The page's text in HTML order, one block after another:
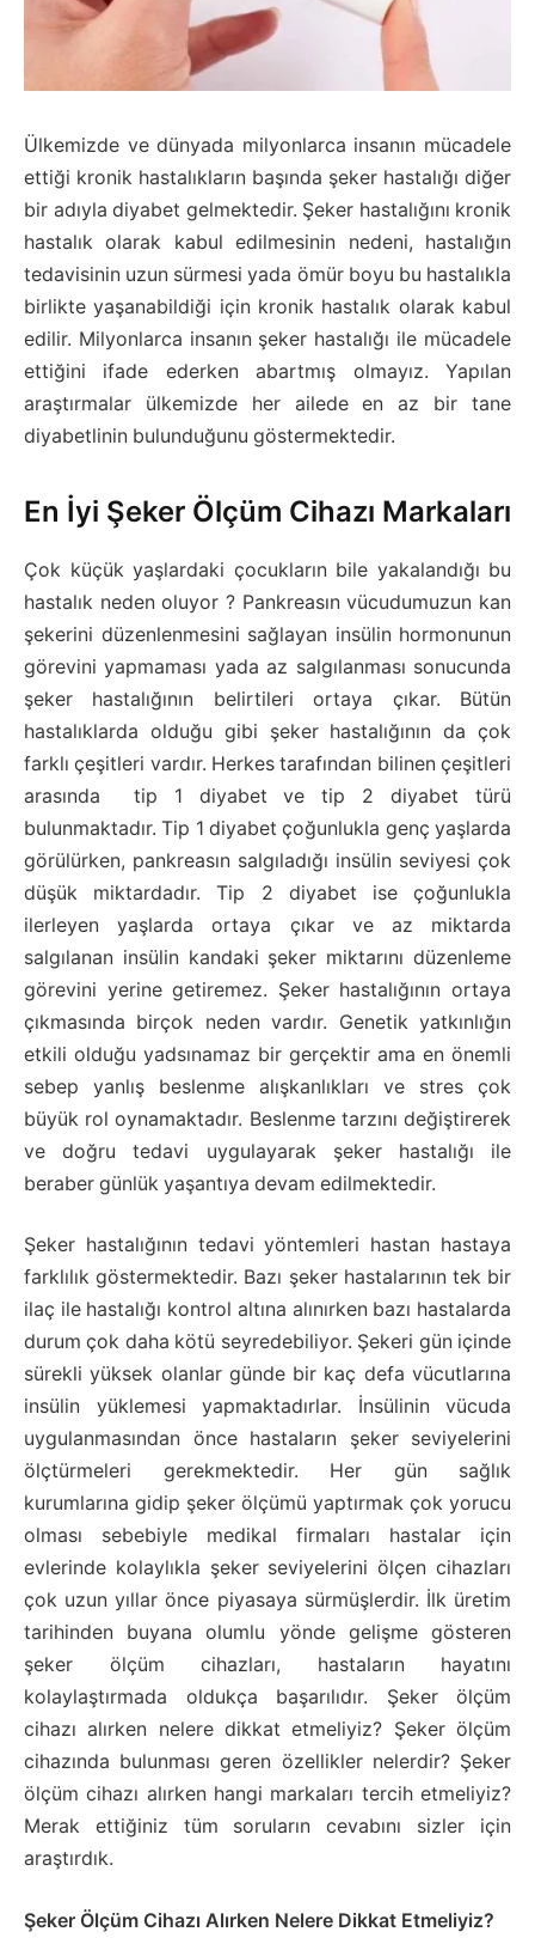
Ülkemizde ve dünyada milyonlarca insanın mücadele
ettiği kronik hastalıkların başında şeker hastalığı diğer
bir adıyla diyabet gelmektedir. Şeker hastalığını kronik
hastalık olarak kabul edilmesinin nedeni, hastalığın
tedavisinin uzun sürmesi yada ömür boyu bu hastalıkla
birlikte yaşanabildiği için kronik hastalık olarak kabul
edilir. Milyonlarca insanın şeker hastalığı ile mücadele
ettiğini ifade ederken abartmış olmayız. Yapılan
araştırmalar ülkemizde her ailede en az bir tane
diyabetlinin bulunduğunu göstermektedir.
En İyi Şeker Ölçüm Cihazı Markaları
Çok küçük yaşlardaki çocukların bile yakalandığı bu
hastalık neden oluyor ? Pankreasın vücudumuzun kan
şekerini düzenlenmesini sağlayan insülin hormonunun
görevini yapmaması yada az salgılanması sonucunda
şeker hastalığının belirtileri ortaya çıkar. Bütün
hastalıklarda olduğu gibi şeker hastalığının da çok
farklı çeşitleri vardır. Herkes tarafından bilinen çeşitleri
arasında tip 1 diyabet ve tip 2 diyabet türü
bulunmaktadır. Tip 1 diyabet çoğunlukla genç yaşlarda
görülürken, pankreasın salgıladığı insülin seviyesi çok
düşük miktardadır. Tip 2 diyabet ise çoğunlukla
ilerleyen yaşlarda ortaya çıkar ve az miktarda
salgılanan insülin kandaki şeker miktarını düzenleme
görevini yerine getiremez. Şeker hastalığının ortaya
çıkmasında birçok neden vardır. Genetik yatkınlığın
etkili olduğu yadsınamaz bir gerçektir ama en önemli
sebep yanlış beslenme alışkanlıkları ve stres çok
büyük rol oynamaktadır. Beslenme tarzını değiştirerek
ve doğru tedavi uygulayarak şeker hastalığı ile
beraber günlük yaşantıya devam edilmektedir.
Şeker hastalığının tedavi yöntemleri hastan hastaya
farklılık göstermektedir. Bazı şeker hastalarının tek bir
ilaç ile hastalığı kontrol altına alınırken bazı hastalarda
durum çok daha kötü seyredebiliyor. Şekeri gün içinde
sürekli yüksek olanlar günde bir kaç defa vücutlarına
insülin yüklemesi yapmaktadırlar. İnsülinin vücuda
uygulanmasından önce hastaların şeker seviyelerini
ölçtürmeleri gerekmektedir. Her gün sağlık
kurumlarına gidip şeker ölçümü yaptırmak çok yorucu
olması sebebiyle medikal firmaları hastalar için
evlerinde kolaylıkla şeker seviyelerini ölçen cihazları
çok uzun yıllar önce piyasaya sürmüşlerdir. İlk üretim
tarihinden buyana olumlu yönde gelişme gösteren
şeker ölçüm cihazları, hastaların hayatını
kolaylaştırmada oldukça başarılıdır. Şeker ölçüm
cihazı alırken nelere dikkat etmeliyiz? Şeker ölçüm
cihazında bulunması geren özellikler nelerdir? Şeker
ölçüm cihazı alırken hangi markaları tercih etmeliyiz?
Merak ettiğiniz tüm soruların cevabını sizler için
araştırdık.
Şeker Ölçüm Cihazı Alırken Nelere Dikkat Etmeliyiz?